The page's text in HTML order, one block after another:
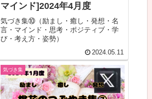
マインド]2024年4月度
気づき集⑩（励まし・癒し・発想・名
言・マインド・思考・ポジティブ・学
び・考え方・姿勢）
2024.05.11
気づき集